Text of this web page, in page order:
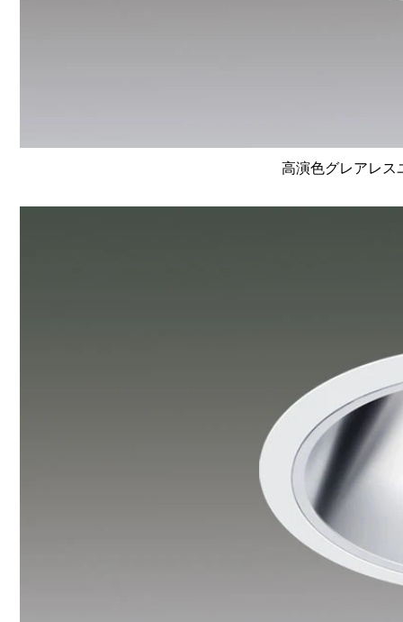
高演色グレアレス